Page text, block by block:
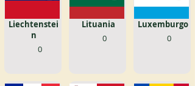
0
Liechtenstei
n
0
Lituania
0
Luxemburgo